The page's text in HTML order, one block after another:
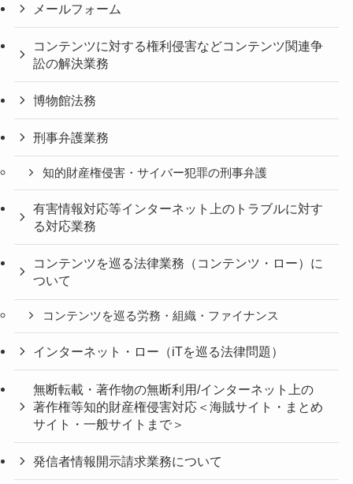
メールフォーム
コンテンツに対する権利侵害などコンテンツ関連争
訟の解決業務
博物館法務
刑事弁護業務
知的財産権侵害・サイバー犯罪の刑事弁護
有害情報対応等インターネット上のトラブルに対す
る対応業務
コンテンツを巡る法律業務（コンテンツ・ロー）に
ついて
コンテンツを巡る労務・組織・ファイナンス
インターネット・ロー（iTを巡る法律問題）
無断転載・著作物の無断利用/インターネット上の
著作権等知的財産権侵害対応＜海賊サイト・まとめ
サイト・一般サイトまで＞
発信者情報開示請求業務について